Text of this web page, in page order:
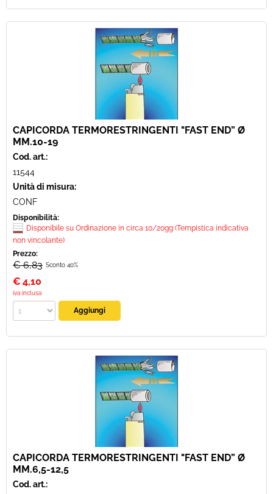
CAPICORDA TERMORESTRINGENTI "FAST END” Ø
MM.10-19
Cod. art.:
11544
Unità di misura:
CONF
Disponibilità:
Disponibile su Ordinazione in circa 10/20gg (Tempistica indicativa
non vincolante)
Prezzo:
€ 6,83 Sconto 40%
€ 4,10
iva inclusa
CAPICORDA TERMORESTRINGENTI "FAST END” Ø
MM.6,5-12,5
Cod. art.: